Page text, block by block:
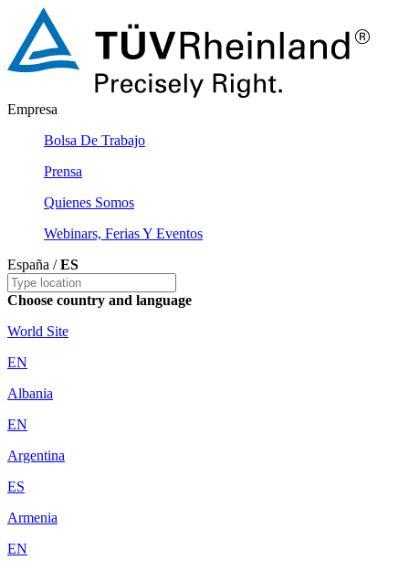
Empresa
Bolsa De Trabajo
Prensa
Quienes Somos
Webinars, Ferias Y Eventos
España /ES
Choose country and language
World Site
EN
Albania
EN
Argentina
ES
Armenia
EN